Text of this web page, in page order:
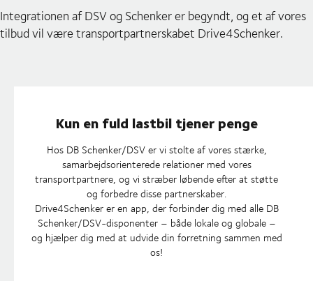
Integrationen af DSV og Schenker er begyndt, og et af vores
tilbud vil være transportpartnerskabet Drive4Schenker.
Kun en fuld lastbil tjener penge
Hos DB Schenker/DSV er vi stolte af vores stærke,
samarbejdsorienterede relationer med vores
transportpartnere, og vi stræber løbende efter at støtte
og forbedre disse partnerskaber.
Drive4Schenker er en app, der forbinder dig med alle DB
Schenker/DSV-disponenter – både lokale og globale –
og hjælper dig med at udvide din forretning sammen med
os!